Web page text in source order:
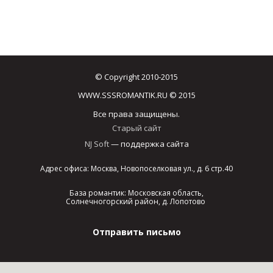
© Copyright 2010-2015
WWW.SSSROMANTIK.RU © 2015
Все права защищены.
Старый сайт
NJ Soft— поддержка сайта
Адрес офиса: Москва, Новопоселковая ул., д. 6 стр.40
База романтик: Московская область,
Солнечногорский район, д. Лопотово
Отправить письмо